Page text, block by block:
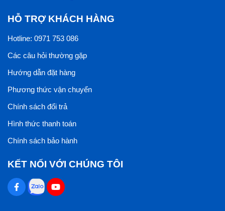
HỖ TRỢ KHÁCH HÀNG
Hotline: 0971 753 086
Các câu hỏi thường gặp
Hướng dẫn đặt hàng
Phương thức vận chuyển
Chính sách đổi trả
Hình thức thanh toán
Chính sách bảo hành
KẾT NỐI VỚI CHÚNG TÔI